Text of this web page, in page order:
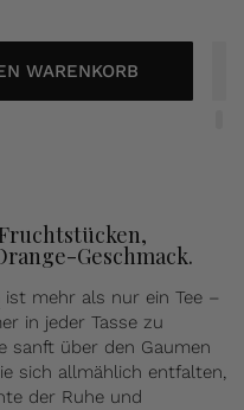
WARENKORB
Geschmack.
ist mehr als nur ein Tee –
in jeder Tasse zu
sanft über den Gaumen
sich allmählich entfalten,
der Ruhe und